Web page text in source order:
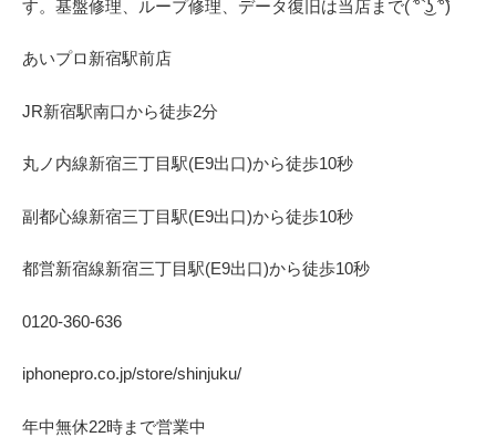
す。基盤修理、ループ修理、データ復旧は当店まで( ͡° ͜ʖ ͡°)
あいプロ新宿駅前店
JR新宿駅南口から徒歩2分
丸ノ内線新宿三丁目駅(E9出口)から徒歩10秒
副都心線新宿三丁目駅(E9出口)から徒歩10秒
都営新宿線新宿三丁目駅(E9出口)から徒歩10秒
0120-360-636
iphonepro.co.jp/store/shinjuku/
年中無休22時まで営業中